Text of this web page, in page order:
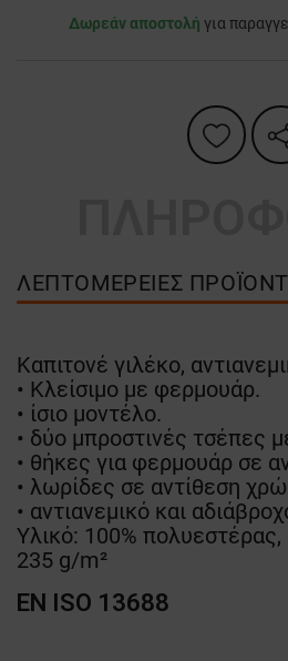
Δωρεάν αποστολή για
ΛΕΠΤΟΜΈΡΕΙΕΣ
Καπιτονέ γιλέκο,
• Κλείσιμο με φερμουάρ.
• ίσιο μοντέλο.
• δύο μπροστινές τσέπες
• θήκες για φερμουάρ σε
• λωρίδες σε αντίθεση
• αντιανεμικό και
Υλικό: 100%
235 g/m²
EN ISO 13688